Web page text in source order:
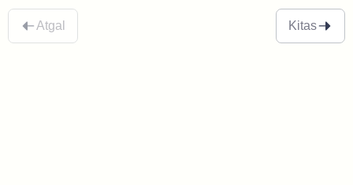
Atgal Kitas